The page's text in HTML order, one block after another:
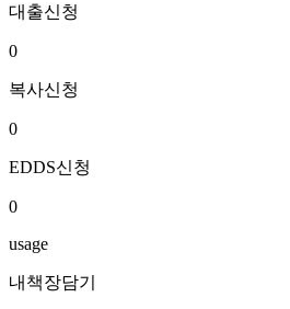
대출신청
0
복사신청
0
EDDS신청
0
usage
내책장담기